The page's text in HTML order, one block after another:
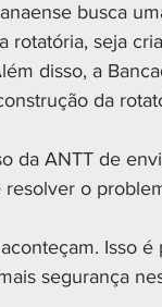
busca
rotatória, seja
disso, a
da
da ANTT de
o
Isso é
segurança